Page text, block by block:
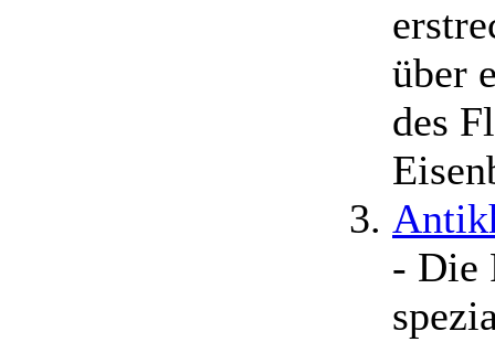
über
des
- Die